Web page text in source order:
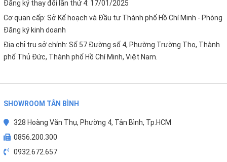
chóng
♦Xác thực hàng chính hãng
dùng
Đăng ký thay đổi lần thứ 4: 17/01/2025
Cơ quan cấp: Sở Kế hoạch và Đầu tư Thành phố Hồ Chí Minh - Phòng
Đăng ký kinh doanh
Địa chỉ trụ sở chính: Số 57 Đường số 4, Phường Trường Thọ, Thành
phố Thủ Đức, Thành phố Hồ Chí Minh, Việt Nam.
SHOWROOM TÂN BÌNH
328 Hoàng Văn Thụ, Phường 4, Tân Bình, Tp.HCM
0856.200.300
0932.672.657